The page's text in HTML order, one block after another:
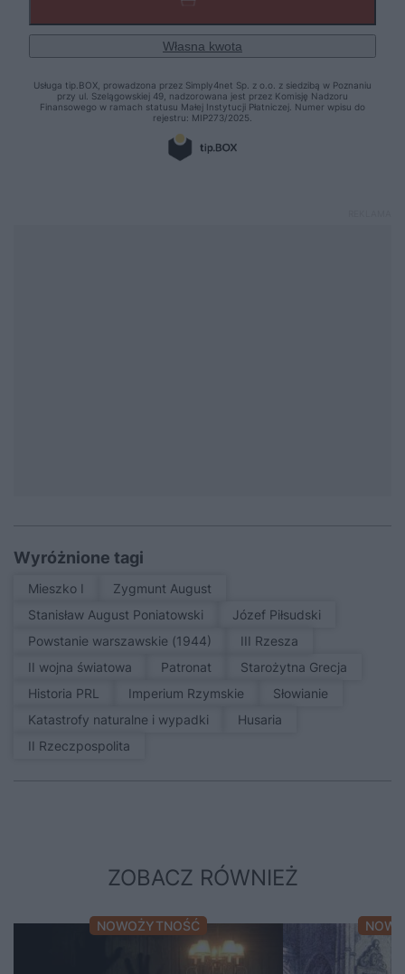
Wyróżnione tagi
Mieszko I
Zygmunt August
Stanisław August Poniatowski
Józef Piłsudski
Powstanie warszawskie (1944)
III Rzesza
II wojna światowa
patronat
Starożytna Grecja
Historia PRL
Imperium Rzymskie
Słowianie
Katastrofy naturalne i wypadki
Husaria
II Rzeczpospolita
ZOBACZ RÓWNIEŻ
NOWOŻYTNOŚĆ